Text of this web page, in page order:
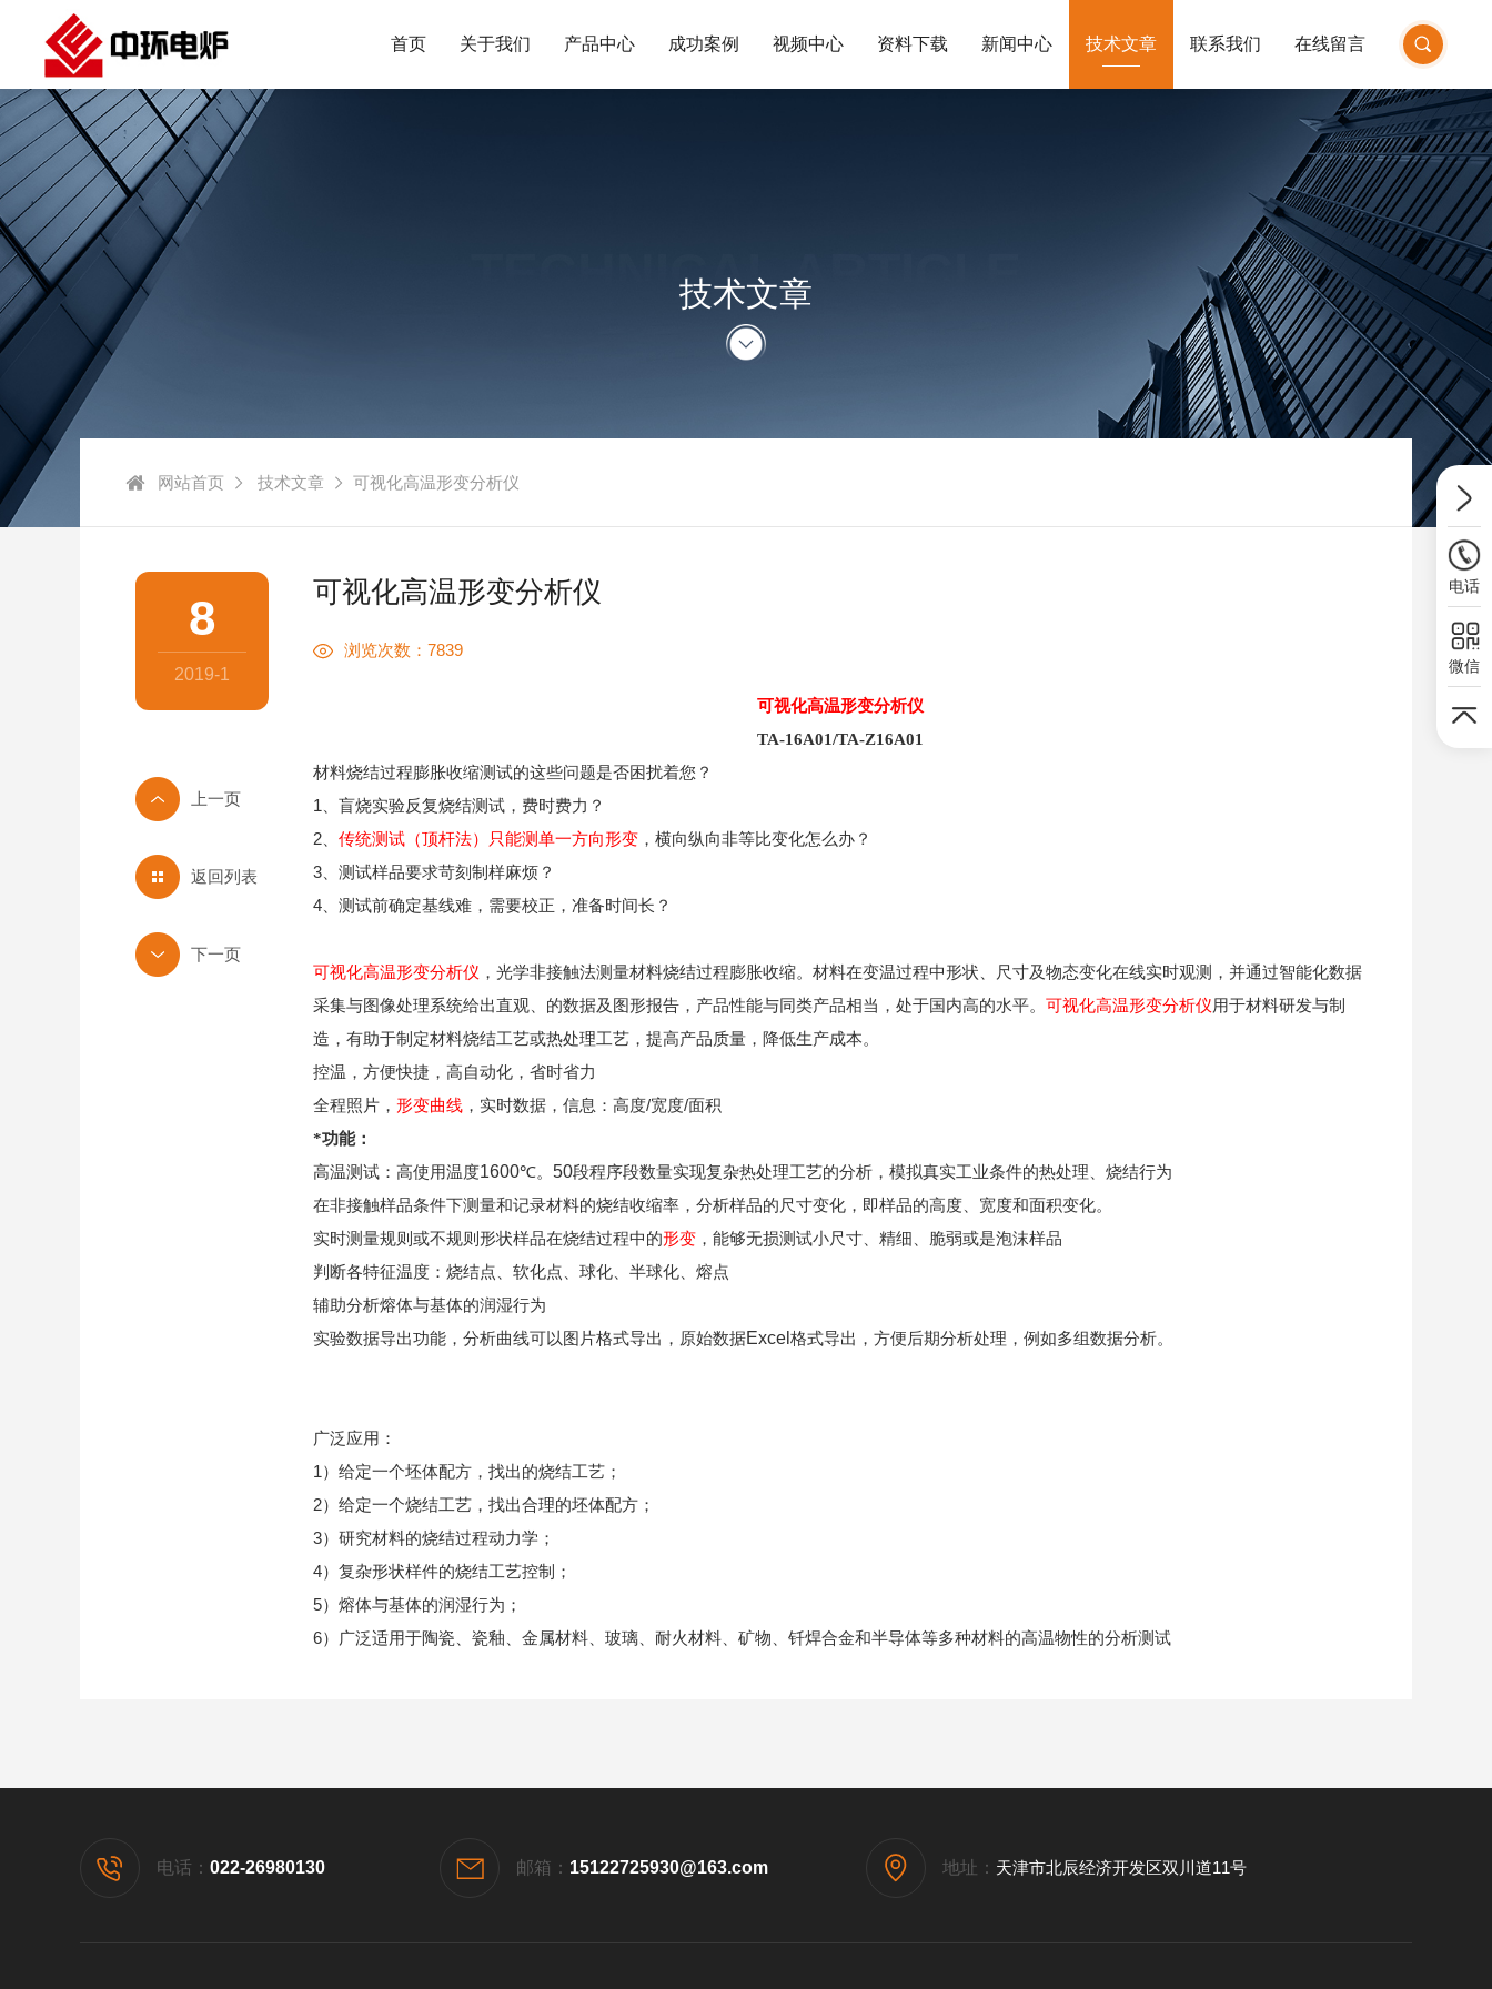
首页 关于我们 产品中心 成功案例 视频中心 资料下载 新闻中心 技术文章 联系我们 在线留言
TECHNICAL ARTICLE
技术文章
网站首页 技术文章 可视化高温形变分析仪
可视化高温形变分析仪
浏览次数：7839
可视化高温形变分析仪
TA-16A01/TA-Z16A01
材料烧结过程膨胀收缩测试的这些问题是否困扰着您？
1 、盲烧实验反复烧结测试，费时费力？
2 传统测试（顶杆法）只能测单一方向形变 ，横向纵向非等比变化怎么办？
3 、测试样品要求苛刻制样麻烦？
4 、测试前确定基线难，需要校正，准备时间长？
可视化高温形变分析仪 ，光学非接触法测量材料烧结过程膨胀收缩。材料在变温过程中形状、尺寸及物态变化在线实时观测，并通过智能化数据
采集与图像处理系统给出直观、的数据及图形报告，产品性能与同类产品相当，处于国内高的水平。 可视化高温形变分析仪用于材料研发与制
造，有助于制定材料烧结工艺或热处理工艺，提高产品质量，降低生产成本。
控温，方便快捷，高自动化，省时省力
全程照片， 形变曲线 ，实时数据，信息：高度/宽度/面积
*功能：
高温测试：高使用温度1600℃。 50段程序段数量实现复杂热处理工艺的分析，模拟真实工业条件的热处理、烧结行为
在非接触样品条件下测量和记录材料的烧结收缩率，分析样品的尺寸变化，即样品的高度、宽度和面积变化。
实时测量规则或不规则形状样品在烧结过程中的形变 ，能够无损测试小尺寸、精细、脆弱或是泡沫样品
判断各特征温度：烧结点、软化点、球化、半球化、熔点
辅助分析熔体与基体的润湿行为
实验数据导出功能，分析曲线可以图片格式导出，原始数据Excel 格式导出，方便后期分析处理，例如多组数据分析。
广泛应用：
1）给定一个坯体配方，找出的烧结工艺；
2）给定一个烧结工艺，找出合理的坯体配方；
3）研究材料的烧结过程动力学；
4）复杂形状样件的烧结工艺控制；
5）熔体与基体的润湿行为；
6）广泛适用于陶瓷、瓷釉、金属材料、玻璃、耐火材料、矿物、钎焊合金和半导体等多种材料的高温物性的分析测试
8
2019-1
返回列表
电话： 022-26980130 邮箱： 15122725930@163.com 地址： 天津市北辰经济开发区双川道11号
电话
微信